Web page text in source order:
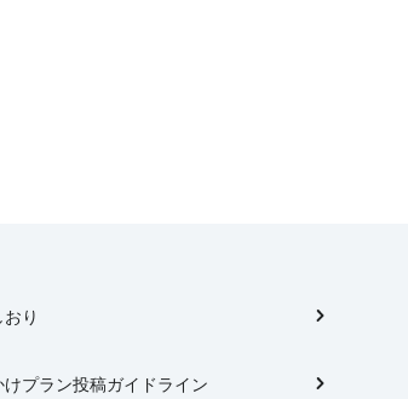
り
けプラン投稿ガイドライン